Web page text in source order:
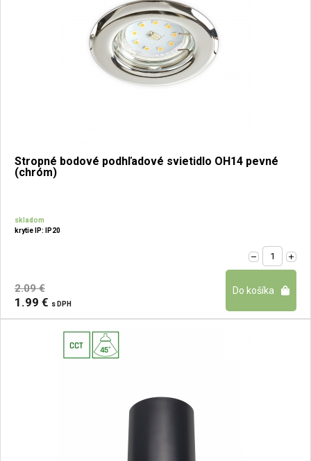
Stropné bodové podhľadové svietidlo OH14 pevné
(chróm)
skladom
krytie IP: IP20
2.09 €
1.99 € s DPH